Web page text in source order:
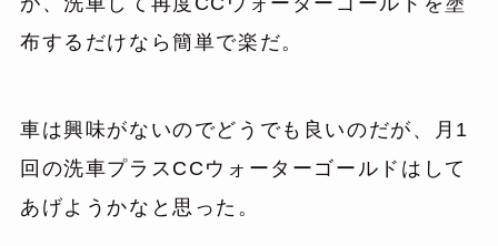
布するだけなら簡単で楽だ。
車は興味がないのでどうでも良いのだが、月1
回の洗車プラスCCウォーターゴールドはして
あげようかなと思った。